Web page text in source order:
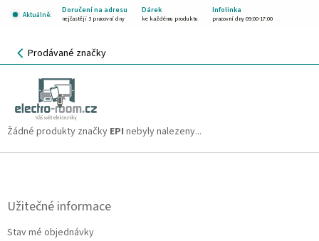
Aktuálně:
Doručení na adresu Dárek Infolinka
nejčastěji 3 pracovní dny ke každému produktu pracovní dny 09:00-17:00
NÁKUPNÍ
KOŠÍK
Prodávané značky
Žádné produkty značky EPI nebyly nalezeny...
Z
Užitečné informace
Stav mé objednávky